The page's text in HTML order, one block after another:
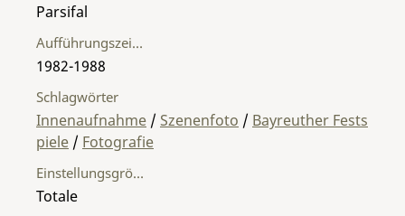
Einstellungsgröße
Totale
Parsifal
Aufführungszeitraum
1982-1988
Schlagwörter
Innenaufnahme / Szenenfoto / Bayreuther Fests
piele / Fotografie